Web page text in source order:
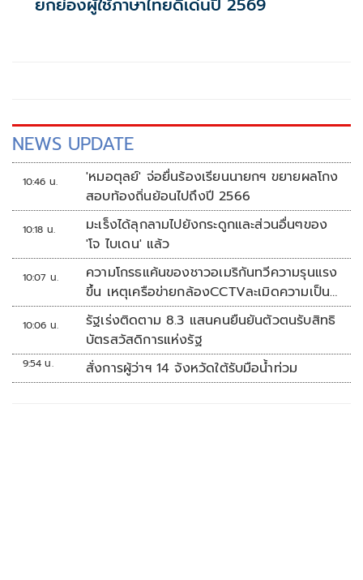
ยกย่องผู้ใช้ภาษาไทยดีเด่นปี 2569
NEWS UPDATE
10:46 น.
'หมอตุลย์' จ่อยื่นร้องเรียนนายกฯ ขยายผลโกง
สอบท้องถิ่นย้อนไปถึงปี 2566
10:18 น.
มะเร็งได้ลุกลามไปยังกระดูกและส่วนอื่นๆของ
'โจ ไบเดน' แล้ว
10:07 น.
ความโกรธแค้นของชาวอเมริกันทวีความรุนแรง
ขึ้น เหตุเครือข่ายกล้องCCTVละเมิดความเป็น
ส่วนตัว
10:06 น.
รัฐเร่งติดตาม 8.3 แสนคนยืนยันตัวตนรับสิทธิ
บัตรสวัสดิการแห่งรัฐ
9:54 น. สั่งการผู้ว่าฯ 14 จังหวัดใต้รับมือน้ำท่วม